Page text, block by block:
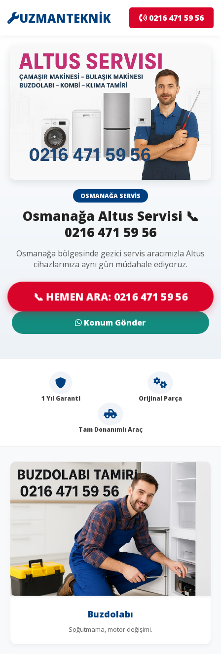
UZMANTEKNİK 0216 471 59 56
OSMANAĞA SERVIS
Osmanağa Altus Servisi 📞
0216 471 59 56
Osmanağa bölgesinde gezici servis aracımızla Altus
cihazlarınıza aynı gün müdahale ediyoruz.
📞 HEMEN ARA: 0216 471 59 56
Konum Gönder
1 Yıl Garanti Orijinal Parça
Tam Donanımlı Araç
Buzdolabı
Soğutmama, motor değişimi.